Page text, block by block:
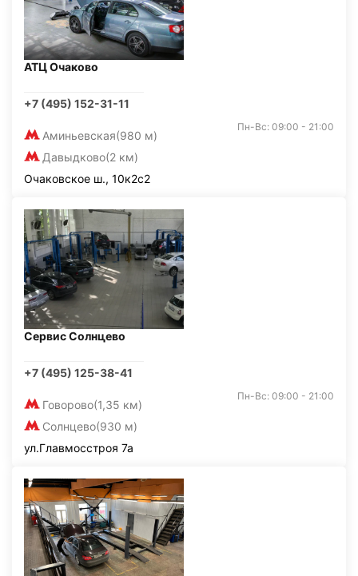
АТЦ Очаково
+7 (495) 152-31-11
Аминьевская(980 м)
Давыдково(2 км)
Пн-Вс: 09:00 - 21:00
Очаковское ш., 10к2с2
Сервис Солнцево
+7 (495) 125-38-41
Говорово(1,35 км)
Солнцево(930 м)
Пн-Вс: 09:00 - 21:00
ул.Главмосстроя 7а